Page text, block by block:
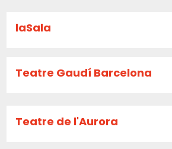
laSala
Teatre Gaudí Barcelona
Teatre de l'Aurora